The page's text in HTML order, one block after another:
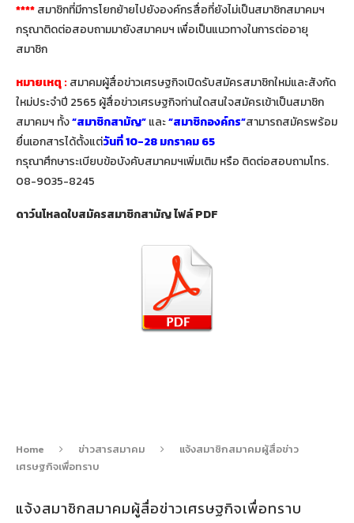
****สมาชิกที่มีการโยกย้ายไปยังองค์กรสื่อที่ยังไม่เป็นสมาชิกสมาคมฯ
กรุณาติดต่อสอบถามมายังสมาคมฯ เพื่อเป็นแนวทางในการต่ออายุ
สมาชิก
หมายเหตุ : สมาคมผู้สื่อข่าวเศรษฐกิจเปิดรับสมัครสมาชิกใหม่และสังกัด
ใหม่ประจำปี 2565 ผู้สื่อข่าวเศรษฐกิจท่านใดสนใจสมัครเข้าเป็นสมาชิก
สมาคมฯ ทั้ง“สมาชิกสามัญ”และ“สมาชิกองค์กร”สามารถสมัครพร้อม
ยื่นเอกสารได้ตั้งแต่วันที่ 10-28 มกราคม 65
กรุณาศึกษาระเบียบข้อบังคับสมาคมฯเพิ่มเติม หรือ ติดต่อสอบถามโทร.
08-9035-8245
ดาว์นโหลดใบสมัครสมาชิกสามัญ ไฟล์ PDF
Home ข่าวสารสมาคม
แจ้งสมาชิกสมาคมผู้สื่อข่าว
เศรษฐกิจเพื่อทราบ
แจ้งสมาชิกสมาคมผู้สื่อข่าวเศรษฐกิจเพื่อทราบ